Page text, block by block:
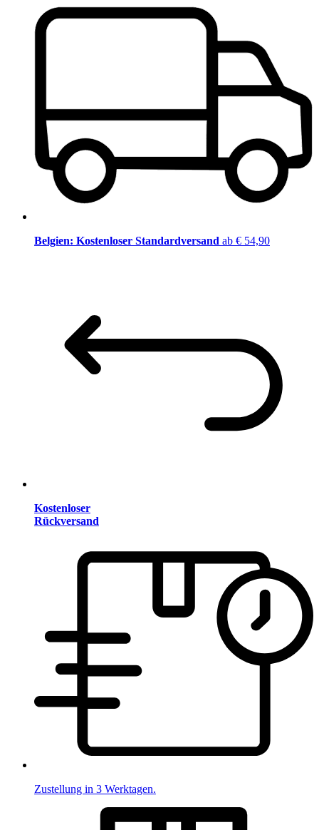
Belgien: Kostenloser Standardversand ab € 54,90
Kostenloser
Rückversand
Zustellung in 3 Werktagen.